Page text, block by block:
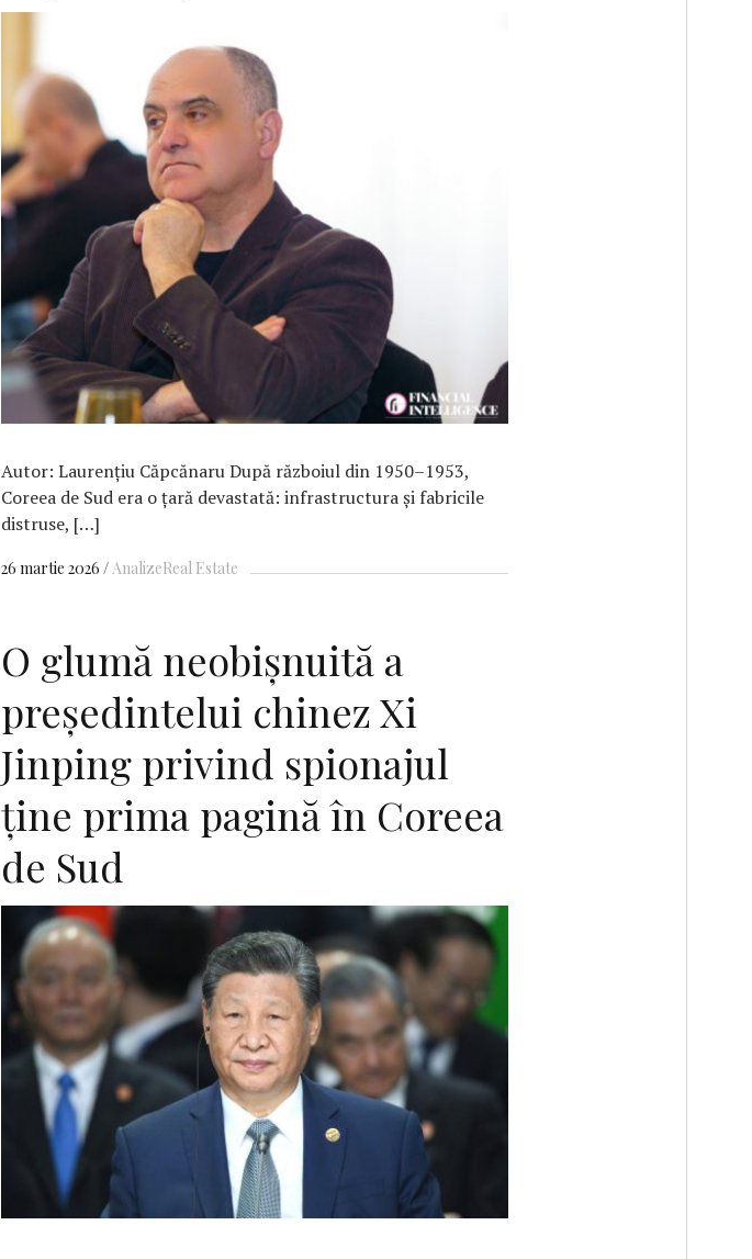
F
Autor: Laurențiu Căpcănaru După războiul din 1950–1953,
Coreea de Sud era o țară devastată: infrastructura și fabricile
distruse, […]
26 martie 2026 AnalizeReal Estate
O glumă neobişnuită a
preşedintelui chinez Xi
Jinping privind spionajul
ţine prima pagină în Coreea
de Sud
F